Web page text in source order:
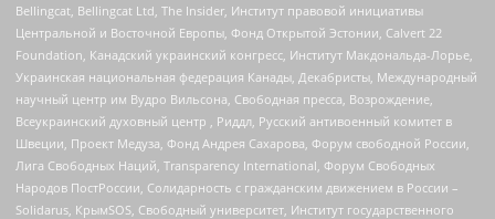
Bellingcat, Bellingcat Ltd, The Insider, Институт правовой инициативы
Центральной и Восточной Европы, Фонд Открытой Эстонии, Calvert 22
Foundation, Канадский украинский конгресс, Институт Макдональда-Лорье,
Украинская национальная федерация Канады, Декабристы, Международный
научный центр им Вудро Вильсона, Свободная пресса, Возрождение,
Всеукраинский духовный центр , Риддл, Русский антивоенный комитет в
Швеции, Проект Медуза, Фонд Андрея Сахарова, Форум свободной России,
Лига Свободных Наций, Transparеncy International, Форум Свободных
Народов ПостРоссии, Солидарность с гражданским движением в России –
Solidarus, КрымSOS, Свободный университет, Институт государственного